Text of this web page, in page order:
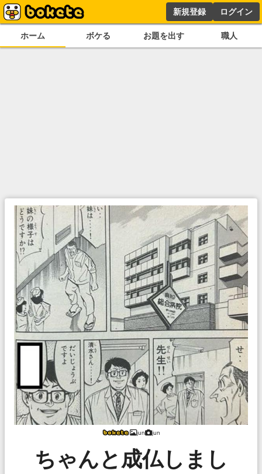
新規登録 ログイン
ホーム ボケる お題を出す 職人
jun jun
ちゃんと成仏しまし